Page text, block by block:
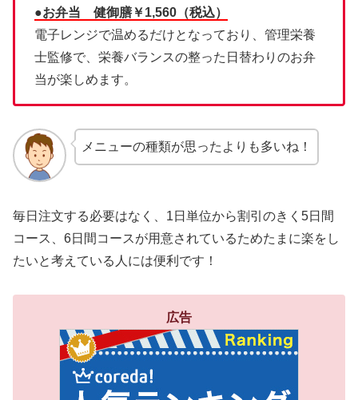
●お弁当 健御膳￥1,560（税込）
電子レンジで温めるだけとなっており、管理栄養
士監修で、栄養バランスの整った日替わりのお弁
当が楽しめます。
メニューの種類が思ったよりも多いね！
毎日注文する必要はなく、1日単位から割引のきく5日間
コース、6日間コースが用意されているためたまに楽をし
たいと考えている人には便利です！
広告